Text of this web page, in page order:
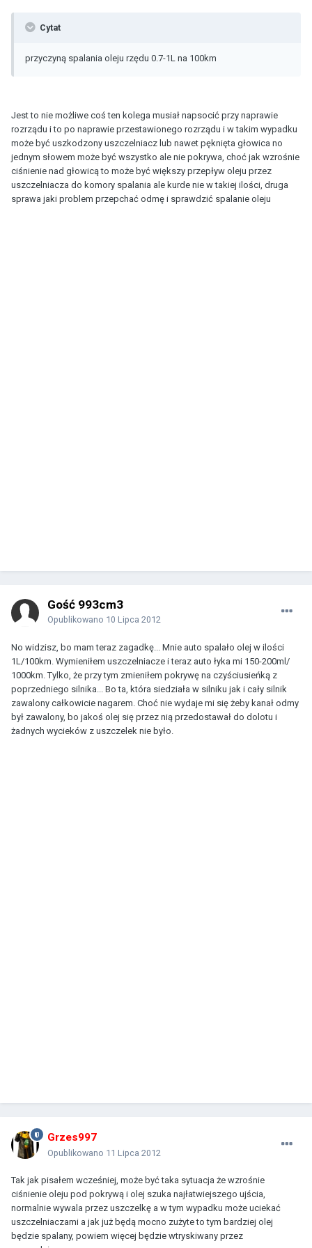
Cytat
przyczyną spalania oleju rzędu 0.7-1L na 100km
Jest to nie możliwe coś ten kolega musiał napsocić przy naprawie
rozrządu i to po naprawie przestawionego rozrządu i w takim wypadku
może być uszkodzony uszczelniacz lub nawet pęknięta głowica no
jednym słowem może być wszystko ale nie pokrywa, choć jak wzrośnie
ciśnienie nad głowicą to może być większy przepływ oleju przez
uszczelniacza do komory spalania ale kurde nie w takiej ilości, druga
sprawa jaki problem przepchać odmę i sprawdzić spalanie oleju
Gość 993cm3
Opublikowano 10 Lipca 2012
No widzisz, bo mam teraz zagadkę... Mnie auto spalało olej w ilości
1L/100km. Wymieniłem uszczelniacze i teraz auto łyka mi 150-200ml/
1000km. Tylko, że przy tym zmieniłem pokrywę na czyściusieńką z
poprzedniego silnika... Bo ta, która siedziała w silniku jak i cały silnik
zawalony całkowicie nagarem. Choć nie wydaje mi się żeby kanał odmy
był zawalony, bo jakoś olej się przez nią przedostawał do dolotu i
żadnych wycieków z uszczelek nie było.
Grzes997
Opublikowano 11 Lipca 2012
Tak jak pisałem wcześniej, może być taka sytuacja że wzrośnie
ciśnienie oleju pod pokrywą i olej szuka najłatwiejszego ujścia,
normalnie wywala przez uszczelkę a w tym wypadku może uciekać
uszczelniaczami a jak już będą mocno zużyte to tym bardziej olej
będzie spalany, powiem więcej będzie wtryskiwany przez